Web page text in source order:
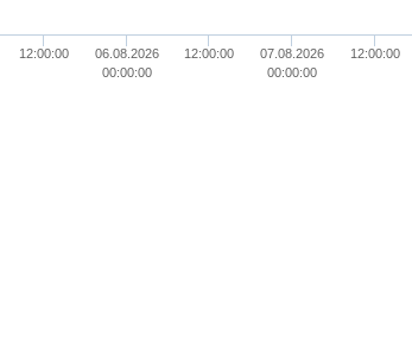
12:00:00
06.08.2026
00:00:00
12:00:00
07.08.2026
00:00:00
12:00:00